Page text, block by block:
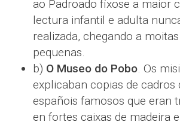
ao Padroado fíxose a maior
lectura infantil e adulta
realizada, chegando a
pequenas.
b) O Museo do Pobo. Os
explicaban copias de cadros
españois famosos que eran
en fortes caixas de madeira